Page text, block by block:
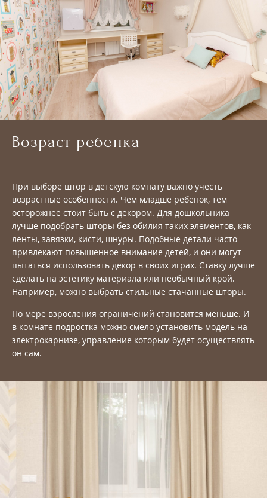
Возраст ребенка
При выборе штор в детскую комнату важно учесть
возрастные особенности. Чем младше ребенок, тем
осторожнее стоит быть с декором. Для дошкольника
лучше подобрать шторы без обилия таких элементов, как
ленты, завязки, кисти, шнуры. Подобные детали часто
привлекают повышенное внимание детей, и они могут
пытаться использовать декор в своих играх. Ставку лучше
сделать на эстетику материала или необычный крой.
Например, можно выбрать стильные стачанные шторы.
По мере взросления ограничений становится меньше. И
в комнате подростка можно смело установить модель на
электрокарнизе, управление которым будет осуществлять
он сам.